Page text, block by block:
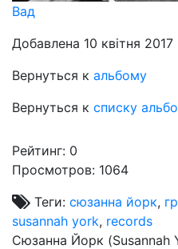
Вад
Добавлена 10 квітня 2017
Вернуться к альбому
Вернуться к списку
Рейтинг: 0
Просмотров: 1064
Теги: сюзанна йорк,
susannah york, records
Сюзанна Йорк (Susannah